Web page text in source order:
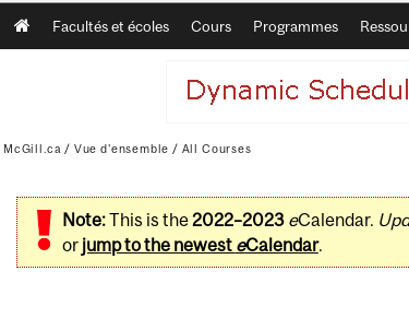
Main
navigation
Facultés et écoles Cours Programmes
McGill.ca / Vue d'ensemble / All Courses
Note:This is the2022–2023 eCalendar.
or jump to the newest eCalendar.